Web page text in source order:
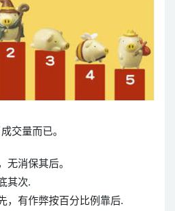
交量而已。
无消保其后。
其次.
，有作弊按百分比例靠后.